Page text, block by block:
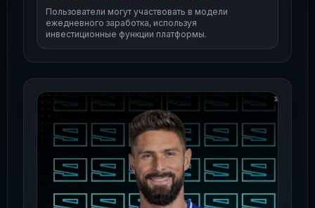
Пользователи могут участвовать в модели
ежедневного заработка, используя
инвестиционные функции платформы.